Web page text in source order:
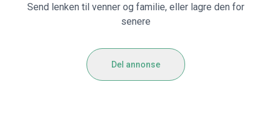
Send lenken til venner og familie, eller lagre den for
senere
Del annonse